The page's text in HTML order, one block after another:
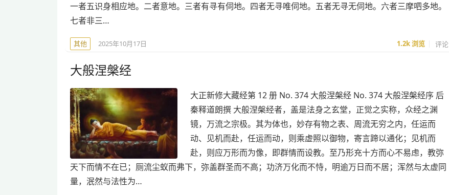
一者五识身相应地。二者意地。三者有寻有伺地。四者无寻唯伺地。五者无寻无伺地。六者三摩呬多地。
七者非三…
其他 2025年10月17日 1.2k浏览 评论
大般涅槃经
大正新修大藏经第 12 册 No. 374 大般涅槃经 No. 374 大般涅槃经序 后
秦释道朗撰 大般涅槃经者，盖是法身之玄堂，正觉之实称，众经之渊
镜，万流之宗极。其为体也，妙存有物之表、周流无穷之内，任运而
动、见机而赴，任运而动，则乘虚照以御物，寄言蹄以通化；见机而
赴，则应万形而为像，即群情而设教。至乃形充十方而心不易虑，教弥
天下而情不在已；厕流尘蚁而弗下，弥盖群圣而不高；功济万化而不恃，明逾万日而不居；浑然与太虚同
量，泯然与法性为…